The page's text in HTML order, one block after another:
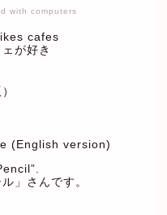
with computers
cafes
が好き
(English version)
」さんです。